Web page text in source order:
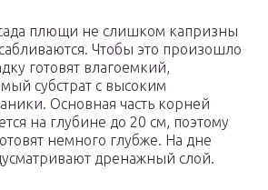
плющи не слишком капризны
Чтобы это произошло
готовят влагоемкий,
субстрат с высоким
Основная часть корней
на глубине до 20 см, поэтому
немного глубже. На дне
дренажный слой.